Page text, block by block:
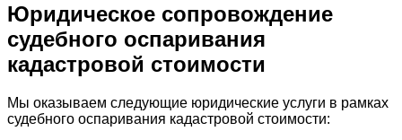
Юридическое сопровождение
судебного оспаривания
кадастровой стоимости
Мы оказываем следующие юридические услуги в рамках
судебного оспаривания кадастровой стоимости: